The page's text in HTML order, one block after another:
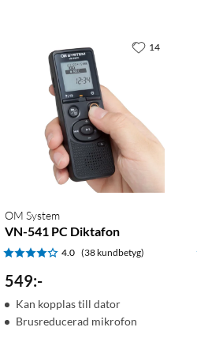
OM System
VN-541 PC Diktafon
4.0 (38 kundbetyg)
549:-
Kan kopplas till dator
Brusreducerad mikrofon
14